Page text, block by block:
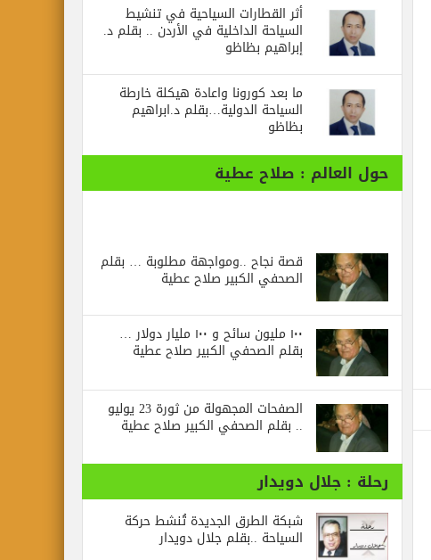
أثر القطارات السياحية في تنشيط
السياحة الداخلية في الأردن .. بقلم د.
إبراهيم بظاظو
ما بعد كورونا واعادة هيكلة خارطة
السياحة الدولية…بقلم د.ابراهيم
بظاظو
حول العالم : صلاح عطية
قصة نجاح ..ومواجهة مطلوبة … بقلم
الصحفي الكبير صلاح عطية
١٠٠ مليون سائح و ١٠٠ مليار دولار …
بقلم الصحفي الكبير صلاح عطية
الصفحات المجهولة من ثورة 23 يوليو
.. بقلم الصحفي الكبير صلاح عطية
رحلة : جلال دويدار
شبكة الطرق الجديدة تُنشط حركة
السياحة ..بقلم جلال دويدار